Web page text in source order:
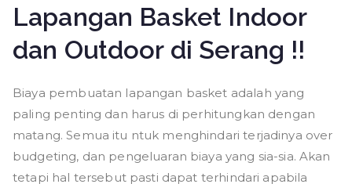
Lapangan Basket Indoor
dan Outdoor di Serang !!
Biaya pembuatan lapangan basket adalah yang
paling penting dan harus di perhitungkan dengan
matang. Semua itu ntuk menghindari terjadinya over
budgeting, dan pengeluaran biaya yang sia-sia. Akan
tetapi hal tersebut pasti dapat terhindari apabila